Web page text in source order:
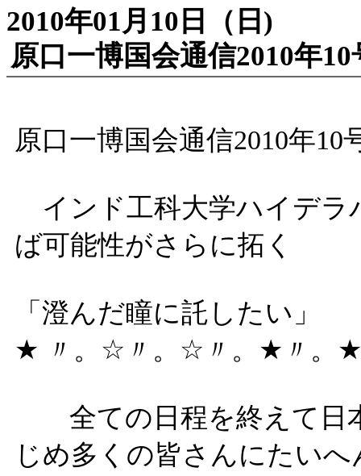
2010年01月10日（日)
原口一博国会通信2010年
原口一博国会通信2010年
インド工科大学ハイデラ
ば可能性がさらに拓く
「澄んだ瞳に託したい」
★ 〃。☆〃。☆〃。★〃。
全ての日程を終えて日
じめ多くの皆さんにたい